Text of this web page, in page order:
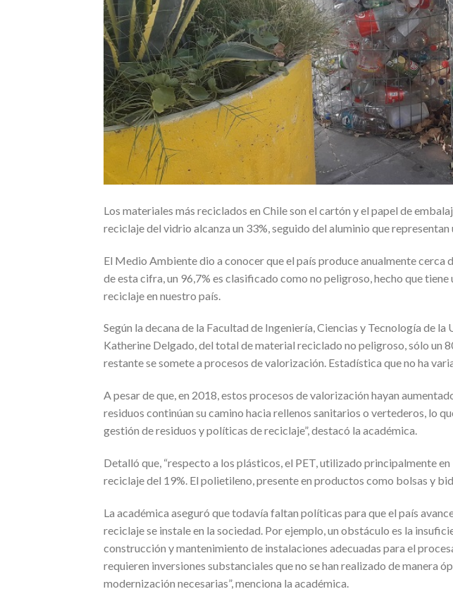
Los materiales más reciclados en Chile son el cartón y el papel de
reciclaje del vidrio alcanza un 33%, seguido del aluminio que representan
El Medio Ambiente dio a conocer que el país produce anualmente cerca
de esta cifra, un 96,7% es clasificado como no peligroso, hecho que
reciclaje en nuestro país.
Según la decana de la Facultad de Ingeniería, Ciencias y Tecnología de
Katherine Delgado, del total de material reciclado no peligroso, sólo un
restante se somete a procesos de valorización. Estadística que no ha
A pesar de que, en 2018, estos procesos de valorización hayan
residuos continúan su camino hacia rellenos sanitarios o vertederos, lo
gestión de residuos y políticas de reciclaje”, destacó la académica.
Detalló que, “respecto a los plásticos, el PET, utilizado principalmente
reciclaje del 19%. El polietileno, presente en productos como bolsas y
La académica aseguró que todavía faltan políticas para que el país
reciclaje se instale en la sociedad. Por ejemplo, un obstáculo es la
construcción y mantenimiento de instalaciones adecuadas para el
requieren inversiones substanciales que no se han realizado de manera
modernización necesarias”, menciona la académica.